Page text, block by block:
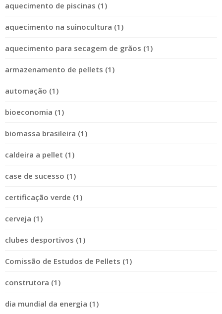
aquecimento de piscinas (1)
aquecimento na suinocultura (1)
aquecimento para secagem de grãos (1)
armazenamento de pellets (1)
automação (1)
bioeconomia (1)
biomassa brasileira (1)
caldeira a pellet (1)
case de sucesso (1)
certificação verde (1)
cerveja (1)
clubes desportivos (1)
Comissão de Estudos de Pellets (1)
construtora (1)
dia mundial da energia (1)